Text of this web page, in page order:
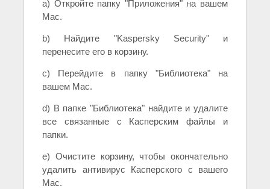
a) Откройте папку "Приложения" на вашем
Mac.
b) Найдите "Kaspersky Security" и
перенесите его в корзину.
c) Перейдите в папку "Библиотека" на
вашем Mac.
d) В папке "Библиотека" найдите и удалите
все связанные с Касперским файлы и
папки.
e) Очистите корзину, чтобы окончательно
удалить антивирус Касперского с вашего
Mac.